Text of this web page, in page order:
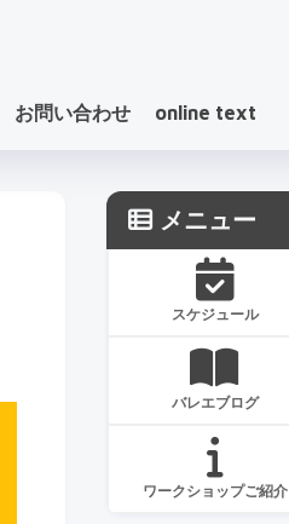
お問い合わせ online text
メニュー
スケジュール
バレエブログ
ワークショップご紹介